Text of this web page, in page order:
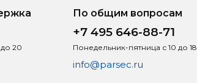
20
По общим вопросам
+7 495 646-88-71
Понедельник-пятница с 10 до 18
info@parsec.ru